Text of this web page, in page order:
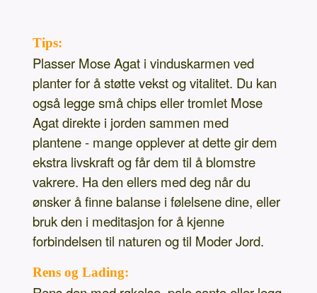
Tips:
Plasser Mose Agat i vinduskarmen ved
planter for å støtte vekst og vitalitet. Du kan
også legge små chips eller tromlet Mose
Agat direkte i jorden sammen med
plantene - mange opplever at dette gir dem
ekstra livskraft og får dem til å blomstre
vakrere. Ha den ellers med deg når du
ønsker å finne balanse i følelsene dine, eller
bruk den i meditasjon for å kjenne
forbindelsen til naturen og til Moder Jord.
Rens og Lading: